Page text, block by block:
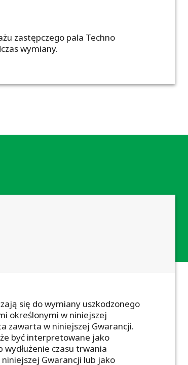
zastępczego pala Techno
wymiany.
się do wymiany uszkodzonego
określonymi w niniejszej
zawarta w niniejszej Gwarancji.
być interpretowane jako
czasu trwania
Gwarancji lub jako